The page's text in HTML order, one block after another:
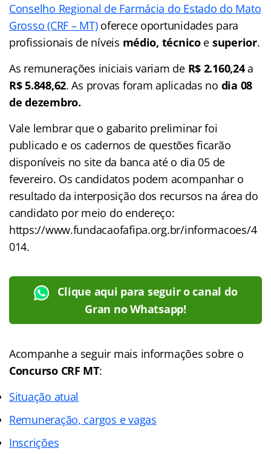
Conselho Regional de Farmácia do Estado do Mato
Grosso (CRF – MT)oferece oportunidades para
profissionais de níveis médio, técnicoe superior.
As remunerações iniciais variam de R$ 2.160,24a
R$ 5.848,62. As provas foram aplicadas no dia 08
de dezembro.
Vale lembrar que o gabarito preliminar foi
publicado e os cadernos de questões ficarão
disponíveis no site da banca até o dia 05 de
fevereiro. Os candidatos podem acompanhar o
resultado da interposição dos recursos na área do
candidato por meio do endereço:
https://www.fundacaofafipa.org.br/informacoes/4
014.
Clique aqui para seguir o canal do
Gran no Whatsapp!
Acompanhe a seguir mais informações sobre o
Concurso CRF MT:
Situação atual
Remuneração, cargos e vagas
Inscrições